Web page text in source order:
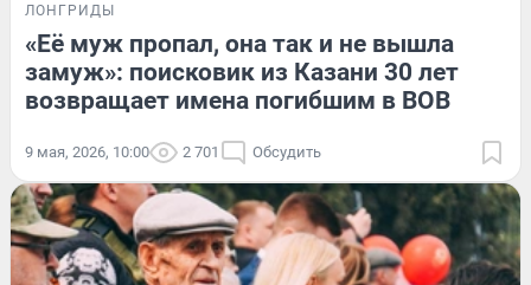
ЛОНГРИДЫ
«Её муж пропал, она так и не вышла
замуж»: поисковик из Казани 30 лет
возвращает имена погибшим в ВОВ
9 мая, 2026, 10:00 2 701 Обсудить